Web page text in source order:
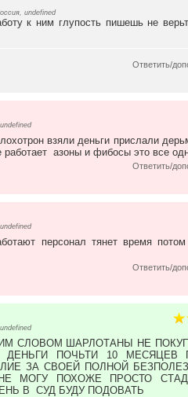
undefined
к ним глупость пишешь не
Ответить/
взяли деньги прислали
работает азоны и фибосы это все
Ответить/
персонал тянет время
Ответить/
СЛОВОМ ШАРЛОТАНЫ НЕ
ДЕНЬГИ ПОЧЬТИ 10 МЕСЯЦЕВ
ЗА СВОЕЙ ПОЛНОЙ
МОГУ ПОХОЖЕ ПРОСТО
В СУД БУДУ ПОДОВАТЬ